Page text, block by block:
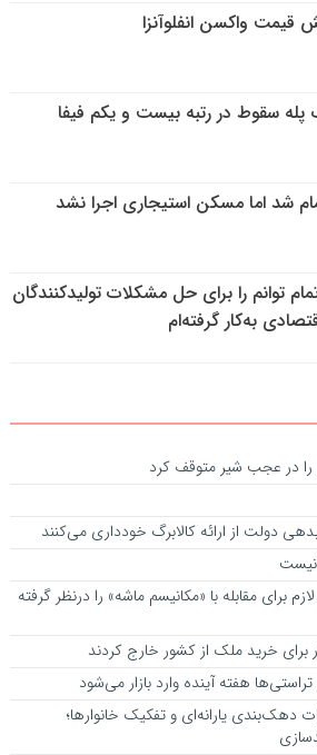
قیمت واکسن انفلوآنزا
پله سقوط در رتبه بیست و یکم فیفا
شد اما مسکن استیجاری اجرا نشد
توانم را برای حل مشکلات تولیدکنندگان
به‌کار گرفته‌ام
در عجب شیر متوقف کرد
دولت از ارائه کالابرگ خودداری می‌کنند
نیست
برای مقابله با «مکانیسم ماشه» را درنظر گرفته
تراستی‌ها هفته آینده وارد بازار می‌شود
دهک‌بندی یارانه‌ای و تفکیک خانوارها؛